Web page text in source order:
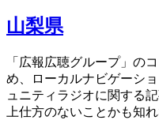
山梨県
「広報広聴グループ」の
め、ローカルナビゲーシ
ュニティラジオに関する
上仕方のないことかも知